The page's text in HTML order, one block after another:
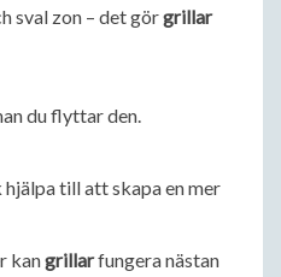
sval zon – det görgrillar
du flyttar den.
till att skapa en mer
kangrillarfungera nästan